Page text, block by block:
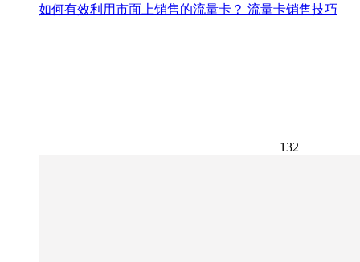
如何有效利用市面上销售的流量卡？ 流量卡销售技巧
132